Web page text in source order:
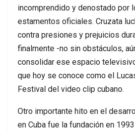
incomprendido y denostado por
estamentos oficiales. Cruzata
contra presiones y prejuicios
finalmente -no sin obstáculos,
consolidar ese espacio
que hoy se conoce como el
Festival del video clip cubano.
Otro importante hito en el
en Cuba fue la fundación en